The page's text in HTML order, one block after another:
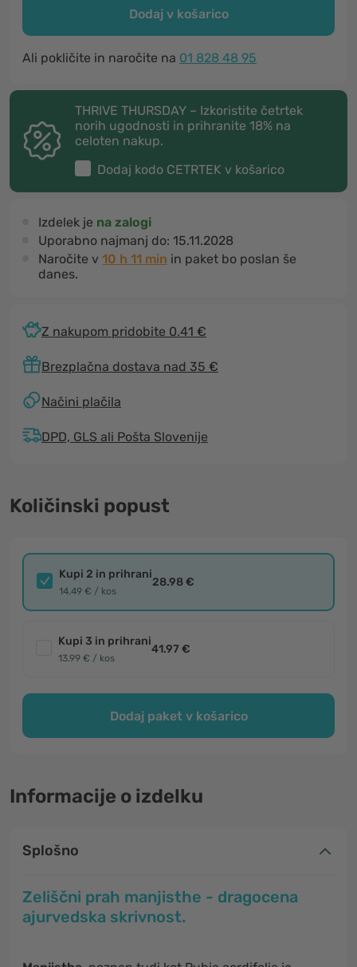
Dodaj v košarico
Ali pokličite in naročite na 01 828 48 95
THRIVE THURSDAY – Izkoristite četrtek
norih ugodnosti in prihranite 18% na
celoten nakup.
Dodaj kodo CETRTEK v košarico
Izdelek je na zalogi
Uporabno najmanj do: 15.11.2028
Naročite v 10 h 11 min in paket bo poslan še
danes.
Z nakupom pridobite 0.41 €
Brezplačna dostava nad 35 €
Načini plačila
DPD, GLS ali Pošta Slovenije
Količinski popust
Kupi 2 in prihrani
14.49 € / kos
28.98 €
Kupi 3 in prihrani
13.99 € / kos
41.97 €
Dodaj paket v košarico
Informacije o izdelku
Splošno
Zeliščni prah manjisthe - dragocena
ajurvedska skrivnost.